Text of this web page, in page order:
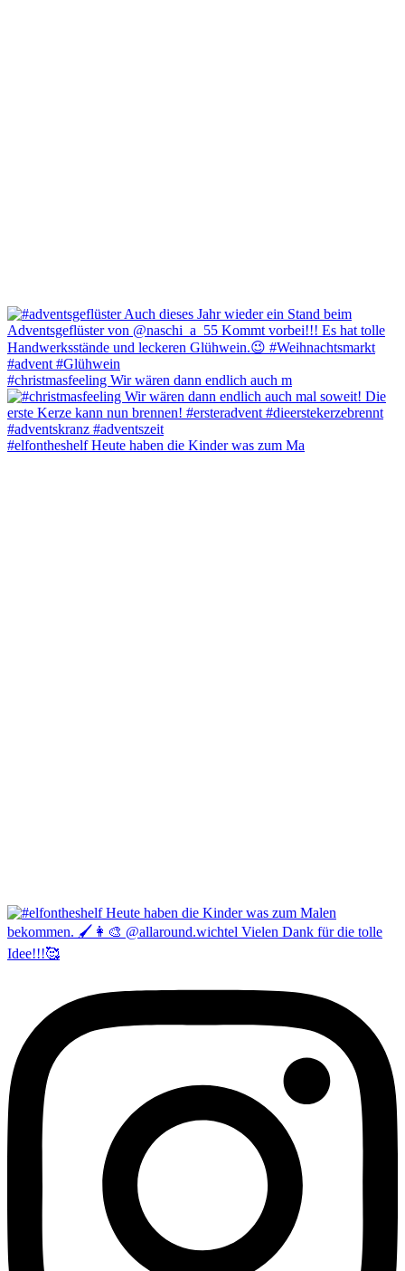
#christmasfeeling Wir wären dann endlich auch m
#elfontheshelf Heute haben die Kinder was zum Ma